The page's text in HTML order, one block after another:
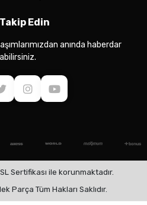
Edin
anında haberdar
Sertifikası ile korunmaktadır.
Parça Tüm Hakları Saklıdır.